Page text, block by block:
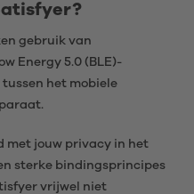
gebruik van
Energy 5.0 (BLE)-
het mobiele
met jouw privacy in het
sterke bindingsprincipes
vrijwel niet